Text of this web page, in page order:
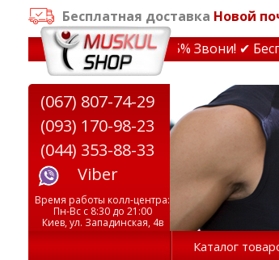
Бесплатная доставка Новой
на тренажеры до 15% Звони! ✔
(067) 807-74-29
(093) 170-98-23
(044) 353-88-33
Viber
Время работы колл-центра:
Пн-Вс с 8:30 до 21:00
Киев, ул. Западинская, 4в
Каталог